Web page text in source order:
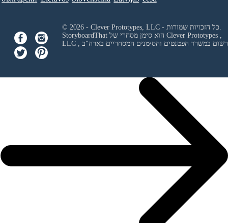
Clever Prototypes ,
LLC
ורשום במשרד הפטנטים והסימנים המסחריים בארה"ב